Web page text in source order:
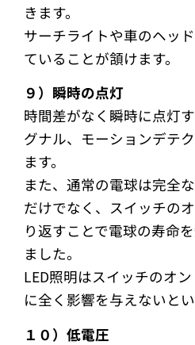
きます。
サーチライトや車のヘッ
ていることが頷けます。
９）瞬時の点灯
時間差がなく瞬時に点灯
グナル、モーションデテ
ます。
また、通常の電球は完全
だけでなく、スイッチの
り返すことで電球の寿命
ました。
LED照明はスイッチのオ
に全く影響を与えないと
１０）低電圧